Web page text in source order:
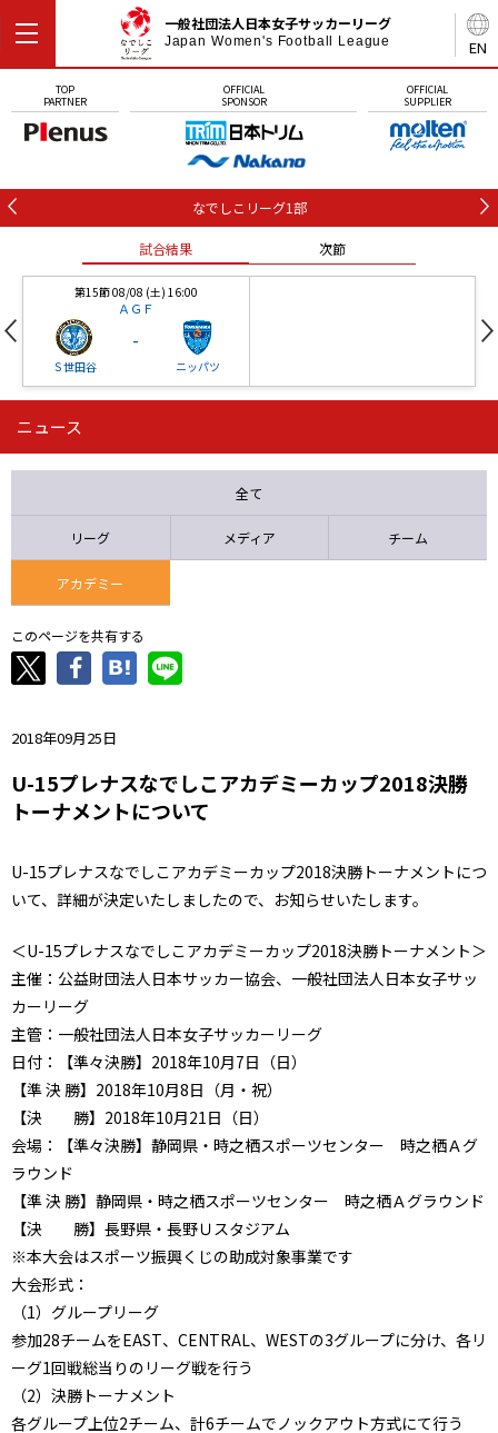
EN
一般社団法人日本女子サッカーリーグ
Japan Women's Football League
TOP
PARTNER
OFFICIAL
SPONSOR
OFFICIAL
SUPPLIER
なでしこリーグ1部
試合結果 次節
第15節 08/08 (土) 16:00
ＡＧＦ
Ｓ世田谷
-
ニッパツ
第16節 09/05 (土) 15:00
ニッパツ 石人の星
ニュース
全て
リーグ メディア チーム
アカデミー
このページを共有する
2018年09月25日
U-15プレナスなでしこアカデミーカップ2018決勝
トーナメントについて
U-15プレナスなでしこアカデミーカップ2018決勝トーナメントにつ
いて、詳細が決定いたしましたので、お知らせいたします。
＜U-15プレナスなでしこアカデミーカップ2018決勝トーナメント＞
主催：公益財団法人日本サッカー協会、一般社団法人日本女子サッ
カーリーグ
主管：一般社団法人日本女子サッカーリーグ
日付：【準々決勝】2018年10月7日（日）
【準 決 勝】2018年10月8日（月・祝）
【決 勝】2018年10月21日（日）
会場：【準々決勝】静岡県・時之栖スポーツセンター 時之栖Ａグ
ラウンド
【準 決 勝】静岡県・時之栖スポーツセンター 時之栖Ａグラウンド
【決 勝】長野県・長野Ｕスタジアム
※本大会はスポーツ振興くじの助成対象事業です
大会形式：
（1）グループリーグ
参加28チームをEAST、CENTRAL、WESTの3グループに分け、各リ
ーグ1回戦総当りのリーグ戦を行う
（2）決勝トーナメント
各グループ上位2チーム、計6チームでノックアウト方式にて行う